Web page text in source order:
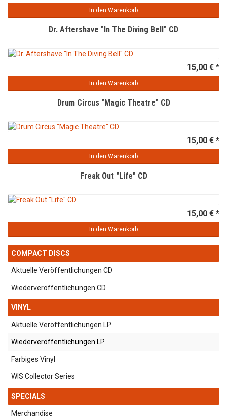
In den Warenkorb
Dr. Aftershave "In The Diving Bell" CD
15,00 € *
In den Warenkorb
Drum Circus "Magic Theatre" CD
15,00 € *
In den Warenkorb
Freak Out "Life" CD
15,00 € *
In den Warenkorb
COMPACT DISCS
Aktuelle Veröffentlichungen CD
Wiederveröffentlichungen CD
VINYL
Aktuelle Veröffentlichungen LP
Wiederveröffentlichungen LP
Farbiges Vinyl
WIS Collector Series
SPECIALS
Merchandise